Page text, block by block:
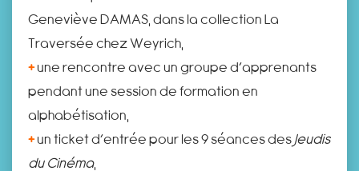
Geneviève DAMAS, dans la collection La
Traversée chez Weyrich,
+une rencontre avec un groupe d’apprenants
pendant une session de formation en
alphabétisation,
+un ticket d’entrée pour les 9 séances des Jeudis
du Cinéma,